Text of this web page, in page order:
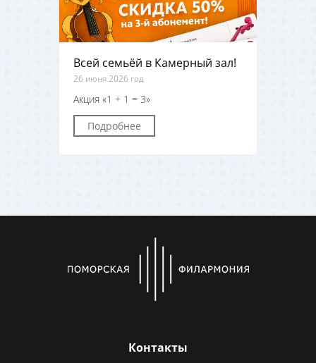
Всей семьёй в Камерный зал!
26 июня 2026 год
Акция «1 + 1 = 3»
Подробнее
Контакты